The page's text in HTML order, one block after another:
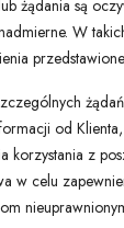
żądania są
W
od
korzystania z
w celu